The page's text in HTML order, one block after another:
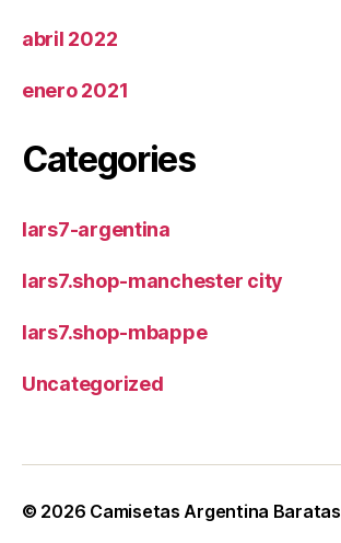
abril 2022
enero 2021
Categories
lars7-argentina
lars7.shop-manchester city
lars7.shop-mbappe
Uncategorized
© 2026 Camisetas Argentina Baratas